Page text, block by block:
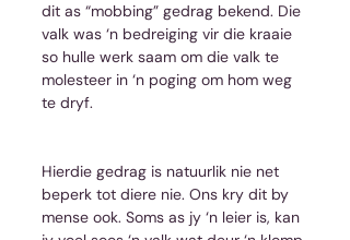
dit as “mobbing” gedrag bekend. Die
valk was ‘n bedreiging vir die kraaie
so hulle werk saam om die valk te
molesteer in ‘n poging om hom weg
te dryf.
Hierdie gedrag is natuurlik nie net
beperk tot diere nie. Ons kry dit by
mense ook. Soms as jy ‘n leier is, kan